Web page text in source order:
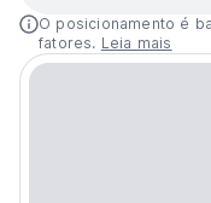
O posicionamento é
fatores. Leia mais